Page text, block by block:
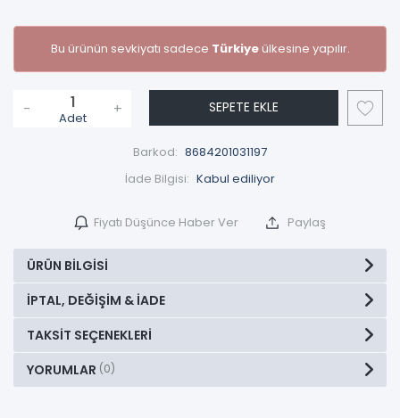
Bu ürünün sevkiyatı sadece Türkiyeülkesine yapılır.
-
Adet
+ SEPETE EKLE
Barkod: 8684201031197
İade Bilgisi:
Fiyatı Düşünce Haber Ver Paylaş
ÜRÜN BILGISI
İPTAL, DEĞIŞIM & İADE
TAKSIT SEÇENEKLERI
YORUMLAR (0)